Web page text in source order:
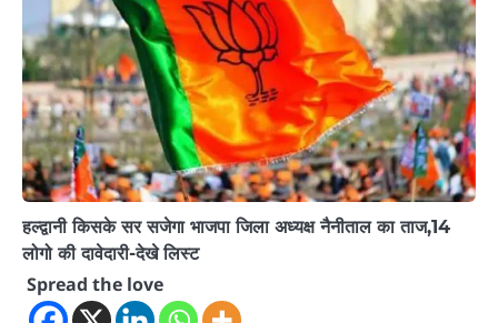
हल्द्वानी किसके सर सजेगा भाजपा जिला अध्यक्ष नैनीताल का ताज,14
लोगो की दावेदारी-देखे लिस्ट
Spread the love